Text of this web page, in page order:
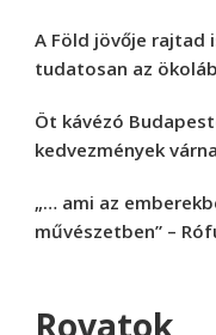
A Föld jövője rajtad
tudatosan az
Öt kávézó
kedvezmények
„… ami az
művészetben” –
Rovatok